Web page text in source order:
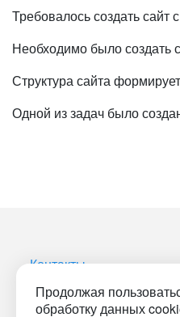
Продолжая
обработку данных
Требовалось создать
Необходимо было создать
Структура сайта
Одной из задач было
Контакты